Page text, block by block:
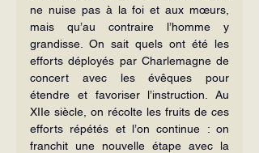
ne nuise pas à la foi et aux mœurs,
mais qu’au contraire l’homme y
grandisse. On sait quels ont été les
efforts déployés par Charlemagne de
concert avec les évêques pour
étendre et favoriser l’instruction. Au
XIIe siècle, on récolte les fruits de ces
ef­forts répétés et l’on continue : on
fran­chit une nouvelle étape avec la